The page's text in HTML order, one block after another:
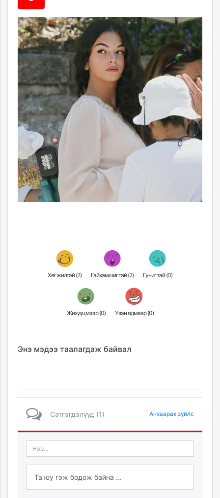
Хөгжилтэй (2) Гайхамшигтай (2) Гунигтай (0)
Жихүүцмээр (0) Үзэн ядмаар (0)
Энэ мэдээ таалагдаж байвал
Сэтгэгдэлүүд (1) Анхаарах зүйлс